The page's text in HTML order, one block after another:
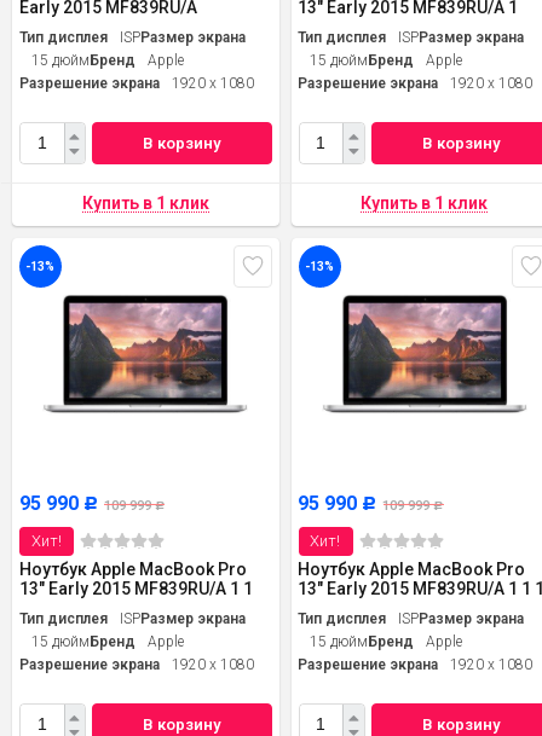
Early 2015 MF839RU/A
Тип дисплея ISPРазмер экрана
15 дюймБренд
Apple
Разрешение экрана
1920 x 1080
В корзину
13" Early 2015 MF839RU/A 1
Тип дисплея ISPРазмер экрана
15 дюймБренд
Apple
Разрешение экрана
1920 x 1080
В корзину
-13%
95 990 Р 109 999Р
Хит!
Ноутбук Apple MacBook Pro
13" Early 2015 MF839RU/A 1 1
Тип дисплея ISPРазмер экрана
15 дюймБренд
Apple
Разрешение экрана
1920 x 1080
В корзину
-13%
95 990 Р 109 999Р
Хит!
Ноутбук Apple MacBook Pro
13" Early 2015 MF839RU/A 1 1
Тип дисплея ISPРазмер экрана
15 дюймБренд
Apple
Разрешение экрана
1920 x 1080
В корзину